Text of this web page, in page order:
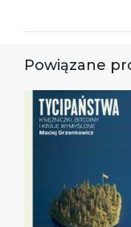
Powiązane